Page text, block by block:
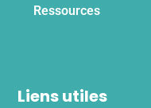
Ressources
Liens utiles